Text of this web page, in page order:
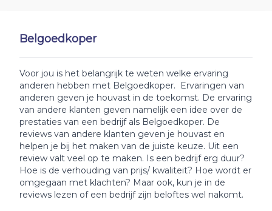
Belgoedkoper
Voor jou is het belangrijk te weten welke ervaring
anderen hebben met Belgoedkoper. Ervaringen van
anderen geven je houvast in de toekomst. De ervaring
van andere klanten geven namelijk een idee over de
prestaties van een bedrijf als Belgoedkoper. De
reviews van andere klanten geven je houvast en
helpen je bij het maken van de juiste keuze. Uit een
review valt veel op te maken. Is een bedrijf erg duur?
Hoe is de verhouding van prijs/ kwaliteit? Hoe wordt er
omgegaan met klachten? Maar ook, kun je in de
reviews lezen of een bedrijf zijn beloftes wel nakomt.